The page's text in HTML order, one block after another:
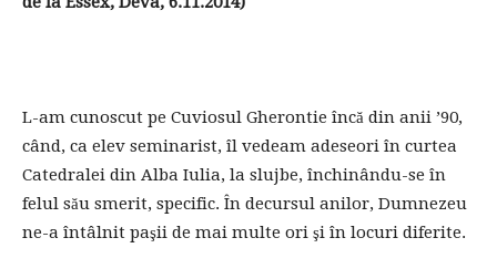
L-am cunoscut pe Cuviosul Gherontie încă din anii ’90,
când, ca elev seminarist, îl vedeam adeseori în curtea
Catedralei din Alba Iulia, la slujbe, închinându-se în
felul său smerit, specific. În decursul anilor, Dumnezeu
ne-a întâlnit paşii de mai multe ori şi în locuri diferite.